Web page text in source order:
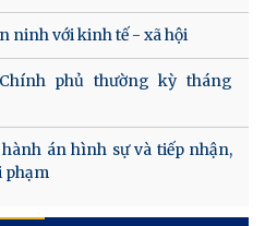
ninh với kinh tế - xã hội
phủ thường kỳ tháng
án hình sự và tiếp nhận,
phạm